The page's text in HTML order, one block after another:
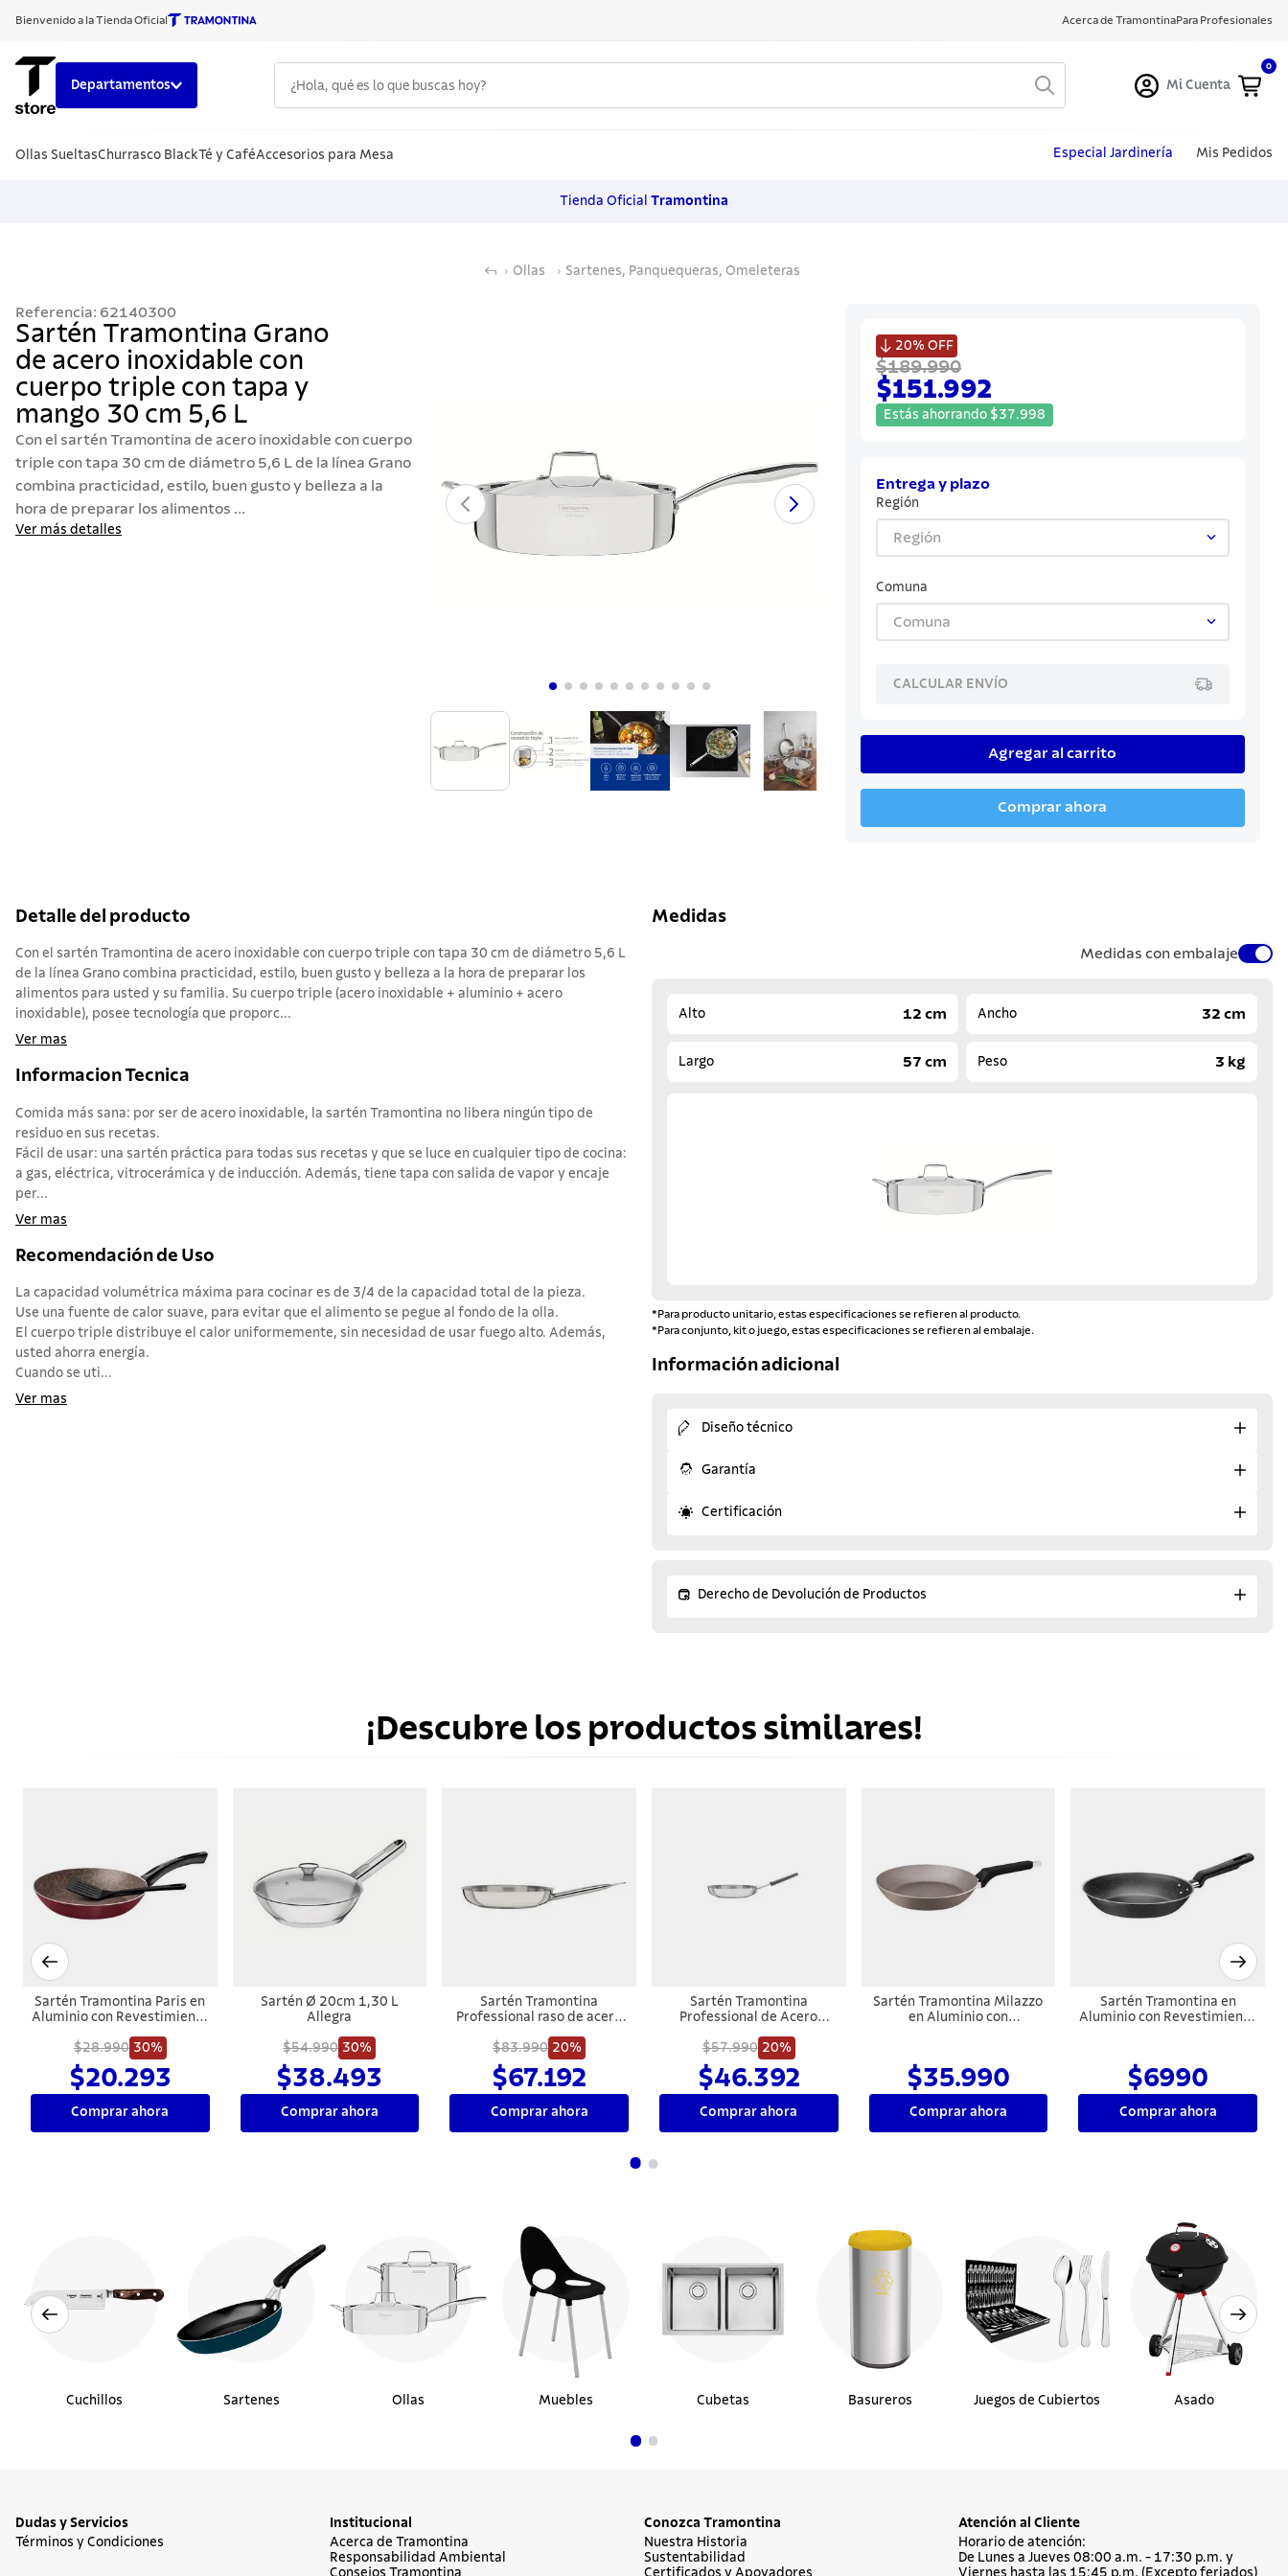
Bienvenido a la Tienda Oficial Acerca de TramontinaPara Profesionales
Departamentos Mi Cuenta
0
Ollas SueltasChurrasco BlackTé y CaféAccesorios para Mesa Especial Jardinería Mis Pedidos
Tienda Oficial Tramontina
Ollas Sartenes, Panquequeras, Omeleteras
Referencia: 62140300
Sartén Tramontina Grano
de acero inoxidable con
cuerpo triple con tapa y
mango 30 cm 5,6 L
Con el sartén Tramontina de acero inoxidable con cuerpo
triple con tapa 30 cm de diámetro 5,6 L de la línea Grano
combina practicidad, estilo, buen gusto y belleza a la
hora de preparar los alimentos ...
Ver más detalles
 20% OFF
$189.990
$151.992
Estás ahorrando $37.998
Entrega y plazo
Región
Región
Comuna
Comuna
CALCULAR ENVÍO
Agregar al carrito
Comprar ahora
Detalle del producto
Con el sartén Tramontina de acero inoxidable con cuerpo triple con tapa 30 cm de diámetro 5,6 L
de la línea Grano combina practicidad, estilo, buen gusto y belleza a la hora de preparar los
alimentos para usted y su familia. Su cuerpo triple (acero inoxidable + aluminio + acero
inoxidable), posee tecnología que proporc...
Ver mas
Informacion Tecnica
Comida más sana: por ser de acero inoxidable, la sartén Tramontina no libera ningún tipo de
residuo en sus recetas.
Fácil de usar: una sartén práctica para todas sus recetas y que se luce en cualquier tipo de cocina:
a gas, eléctrica, vitrocerámica y de inducción. Además, tiene tapa con salida de vapor y encaje
per...
Ver mas
Recomendación de Uso
La capacidad volumétrica máxima para cocinar es de 3/4 de la capacidad total de la pieza.
Use una fuente de calor suave, para evitar que el alimento se pegue al fondo de la olla.
El cuerpo triple distribuye el calor uniformemente, sin necesidad de usar fuego alto. Además,
usted ahorra energía.
Cuando se uti...
Ver mas
Medidas
Medidas con embalaje
Alto 12 cm Ancho 32 cm
Largo 57 cm Peso 3 kg
*Para producto unitario, estas especificaciones se refieren al producto.
*Para conjunto, kit o juego, estas especificaciones se refieren al embalaje.
Información adicional
Diseño técnico
Garantía
Certificación
Derecho de Devolución de Productos
¡Descubre los productos similares!
Sartén Tramontina Paris en
Aluminio con Revestimiento
Antiadherente Starflon Max
Rojo con Espátula de Nylon
26 cm 1,8 L
$28.990 30%
$20.293
Comprar ahora
Sartén Ø 20cm 1,30 L
Allegra
$54.990 30%
$38.493
Comprar ahora
Sartén Tramontina
Professional raso de acero
mango 30 cm 2,9 L
$83.990 20%
$67.192
Comprar ahora
Sartén Tramontina
Professional de Acero
y Mango con Funda de
Silicona Removible 20 cm
$57.990 20%
$46.392
Comprar ahora
Sartén Tramontina Milazzo
en Aluminio con
Starflon Max Almendra 28
cm
$35.990
Comprar ahora
Sartén Tramontina en
Aluminio con Revestimiento
y Mango Baquelita 26 cm
1,8 L Grafito
$6990
Comprar ahora
Cuchillos Sartenes Ollas Muebles Cubetas Basureros Juegos de Cubiertos Asado
Dudas y Servicios
Términos y Condiciones
Institucional
Acerca de Tramontina
Responsabilidad Ambiental
Consejos Tramontina
Conozca Tramontina
Nuestra Historia
Sustentabilidad
Certificados y Apoyadores
Atención al Cliente
Horario de atención:
De Lunes a Jueves 08:00 a.m. - 17:30 p.m. y
Viernes hasta las 15:45 p.m. (Excepto feriados)
1.
cuchillos
10 . allegra